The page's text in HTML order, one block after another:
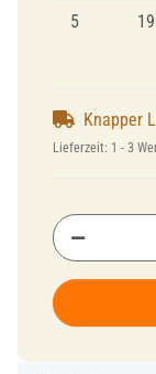
5
Knapper
Lieferzeit: 1 - 3